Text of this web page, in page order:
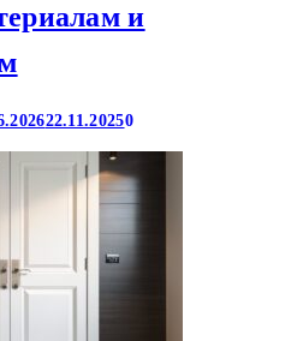
и
22.11.20250